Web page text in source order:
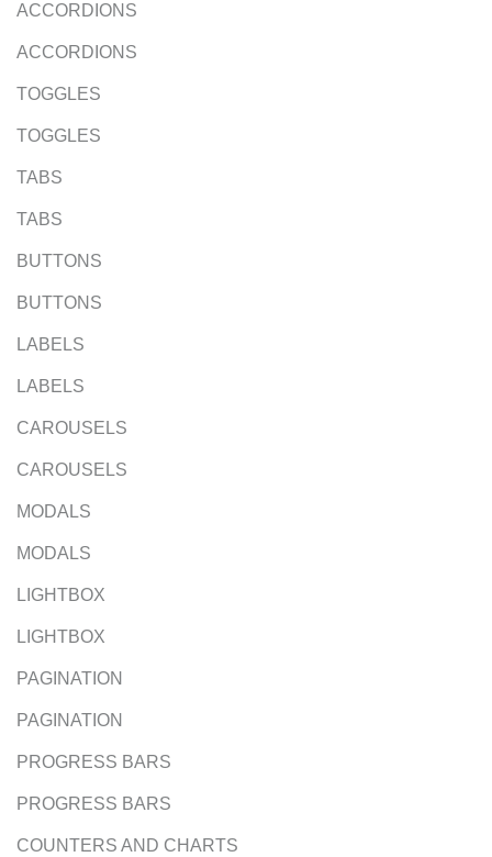
ACCORDIONS
ACCORDIONS
TOGGLES
TOGGLES
TABS
TABS
BUTTONS
BUTTONS
LABELS
LABELS
CAROUSELS
CAROUSELS
MODALS
MODALS
LIGHTBOX
LIGHTBOX
PAGINATION
PAGINATION
PROGRESS BARS
PROGRESS BARS
COUNTERS AND CHARTS